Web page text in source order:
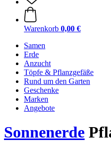
Warenkorb 0,00 €
Samen
Erde
Anzucht
Töpfe & Pflanzgefäße
Rund um den Garten
Geschenke
Marken
Angebote
Sonnenerde